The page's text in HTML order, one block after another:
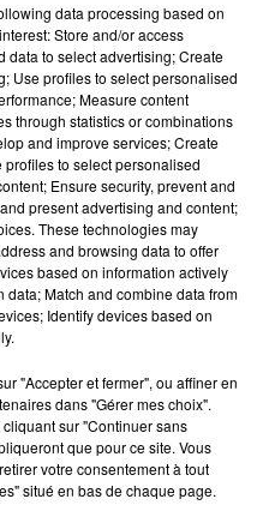
exceptionnelle réservée
à 19H30 avec un accueil
sac cadeau avec un goodies
et un pop- corn junior offert.
immortaliser cette soirée et
GARAGE 68 ) ainsi
accessoires sur le thème de
DAVIDSON pour le clin
dans une ambiance
de nombreuses
data processing based on
Store and/or access
data to select advertising; Create
Use profiles to select personalised
Measure content
through statistics or combinations
and improve services; Create
to select personalised
Ensure security, prevent and
present advertising and content;
These technologies may
and browsing data to offer
based on information actively
Match and combine data from
Identify devices based on
"Accepter et fermer", ou affiner en
dans "Gérer mes choix".
sur "Continuer sans
que pour ce site. Vous
votre consentement à tout
situé en bas de chaque page.